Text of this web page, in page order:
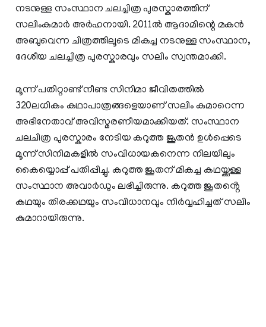
നടനുള്ള സംസ്ഥാന ചലച്ചിത്ര പുരസ്കാരത്തിന്
സലിംകുമാർ അർഹനായി. 2011ൽ ആദാമിന്റെ മകൻ
അബുവെന്ന ചിത്രത്തിലൂടെ മികച്ച നടനുള്ള സംസ്ഥാന,
ദേശീയ ചലച്ചിത്ര പുരസ്കാരവും സലിം സ്വന്തമാക്കി.
മൂന്ന് പതിറ്റാണ്ട് നീണ്ട സിനിമാ ജീവിതത്തിൽ
320ലധികം കഥാപാത്രങ്ങളെയാണ് സലിം കുമാറെന്ന
അഭിനേതാവ് അവിസ്മരണീയമാക്കിയത്. സംസ്ഥാന
ചലചിത്ര പുരസ്കാരം നേടിയ കറുത്ത ജൂതൻ ഉൾപ്പെടെ
മൂന്ന് സിനിമകളിൽ സംവിധായകനെന്ന നിലയിലും
കൈയ്യൊപ്പ് പതിപ്പിച്ചു. കറുത്ത ജൂതന് മികച്ച കഥയ്ക്കുള്ള
സംസ്ഥാന അവാർഡും ലഭിച്ചിരുന്നു. കറുത്ത ജൂതൻ്റെ
കഥയും തിരക്കഥയും സംവിധാനവും നിർവ്വഹിച്ചത് സലിം
കുമാറായിരുന്നു.